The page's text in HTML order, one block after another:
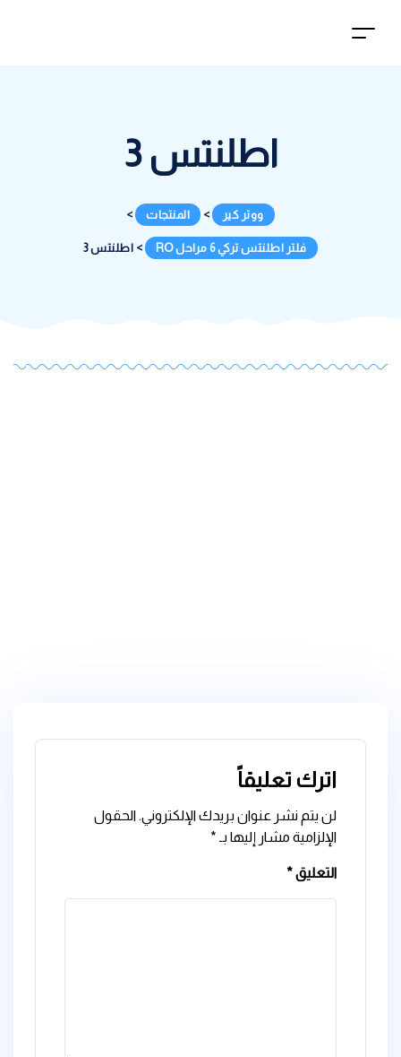
اطلنتس 3
ووتر كير > المنتجات >
فلتر اطلنتس تركي 6 مراحل RO > اطلنتس 3
اترك تعليقاً
لن يتم نشر عنوان بريدك الإلكتروني. الحقول
الإلزامية مشار إليها بـ *
التعليق*